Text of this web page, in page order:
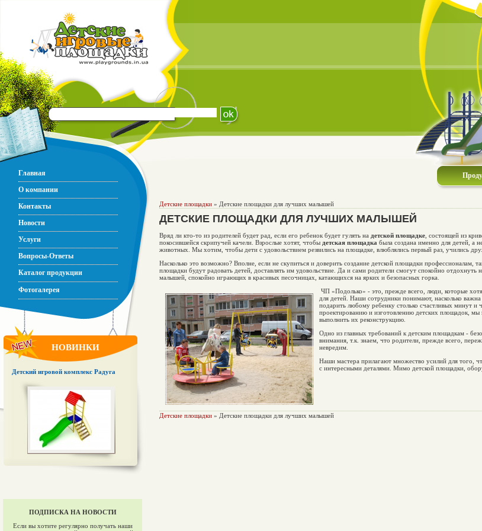
Главная
О компании
Контакты
Новости
Услуги
Вопросы-Ответы
Каталог продукции
Фотогалерея
НОВИНКИ
Детский игровой комплекс Радуга
ПОДПИСКА НА НОВОСТИ
Если вы хотите регулярно получать наши
Детские площадки » Детские площадки для лучших малышей
ДЕТСКИЕ ПЛОЩАДКИ ДЛЯ ЛУЧШИХ МАЛЫШЕЙ
Вряд ли кто-то из родителей будет рад, если его ребенок будет гулять на детской площадке , состоящей из
покосившейся скрипучей качели. Взрослые хотят, чтобы детская площадка была создана именно для детей, а
животных. Мы хотим, чтобы дети с удовольствием резвились на площадке, влюблялись первый раз, учились
Насколько это возможно? Вполне, если не скупиться и доверить создание детской площадки профессионалам,
площадки будут радовать детей, доставлять им удовольствие. Да и сами родители смогут спокойно отдохнуть
малышей, спокойно играющих в красивых песочницах, катающихся на ярких и безопасных горка.
ЧП «Подолько» - это, прежде всего, люди, которые
для детей. Наши сотрудники понимают, насколько важна
подарить любому ребенку столько счастливых минут и
проектированию и изготовлению детских площадок,
выполнить их реконструкцию.
Одно из главных требований к детским площадкам -
внимания, т.к. знаем, что родители, прежде всего,
невредим.
Наши мастера прилагают множество усилий для того,
с интересными деталями. Мимо детской площадки,
Детские площадки » Детские площадки для лучших малышей